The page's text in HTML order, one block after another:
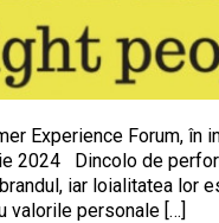
Experience Forum, în
2024 Dincolo de
iar loialitatea lor
valorile personale […]